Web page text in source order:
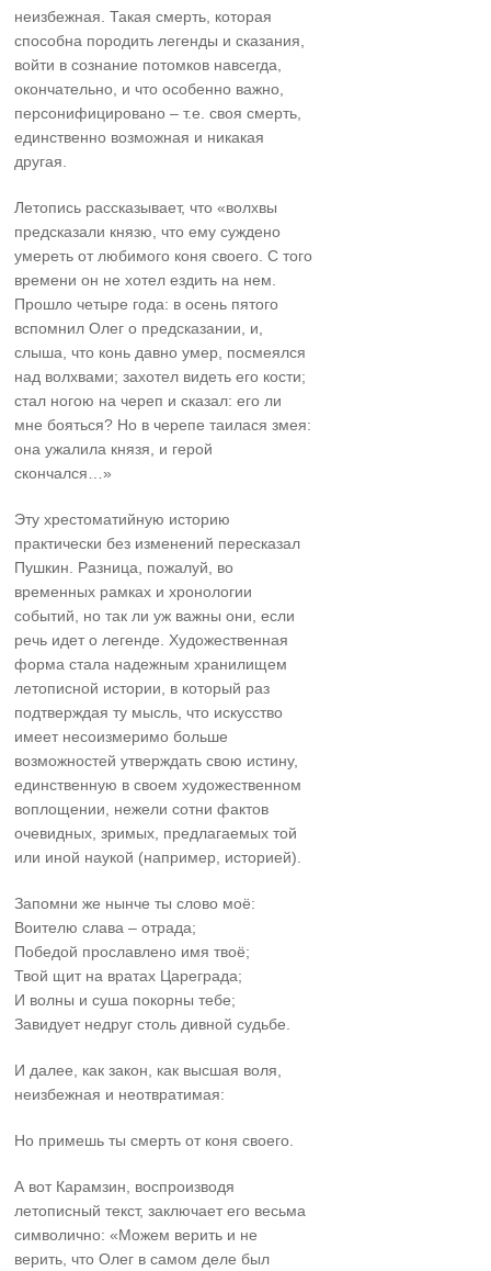
неизбежная. Такая смерть, которая
способна породить легенды и сказания,
войти в сознание потомков навсегда,
окончательно, и что особенно важно,
персонифицировано – т.е. своя смерть,
единственно возможная и никакая
другая.
Летопись рассказывает, что «волхвы
предсказали князю, что ему суждено
умереть от любимого коня своего. С того
времени он не хотел ездить на нем.
Прошло четыре года: в осень пятого
вспомнил Олег о предсказании, и,
слыша, что конь давно умер, посмеялся
над волхвами; захотел видеть его кости;
стал ногою на череп и сказал: его ли
мне бояться? Но в черепе таилася змея:
она ужалила князя, и герой
скончался…»
Эту хрестоматийную историю
практически без изменений пересказал
Пушкин. Разница, пожалуй, во
временных рамках и хронологии
событий, но так ли уж важны они, если
речь идет о легенде. Художественная
форма стала надежным хранилищем
летописной истории, в который раз
подтверждая ту мысль, что искусство
имеет несоизмеримо больше
возможностей утверждать свою истину,
единственную в своем художественном
воплощении, нежели сотни фактов
очевидных, зримых, предлагаемых той
или иной наукой (например, историей).
Запомни же нынче ты слово моё:
Воителю слава – отрада;
Победой прославлено имя твоё;
Твой щит на вратах Цареграда;
И волны и суша покорны тебе;
Завидует недруг столь дивной судьбе.
И далее, как закон, как высшая воля,
неизбежная и неотвратимая:
Но примешь ты смерть от коня своего.
А вот Карамзин, воспроизводя
летописный текст, заключает его весьма
символично: «Можем верить и не
верить, что Олег в самом деле был